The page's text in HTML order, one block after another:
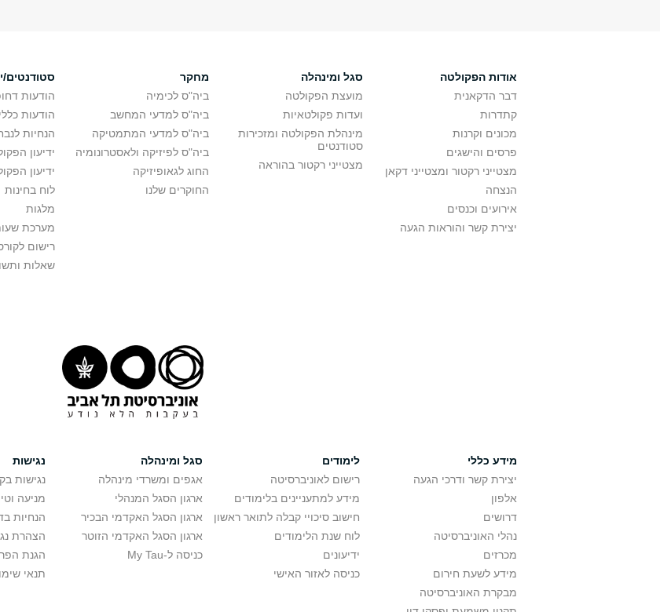
אודות הפקולטה
דבר הדקאנית
קתדרות
מכונים וקרנות
פרסים והישגים
מצטייני רקטור ומצטייני דקאן
הנצחה
אירועים וכנסים
יצירת קשר והוראות הגעה
סגל ומינהלה
מועצת הפקולטה
ועדות פקולטאיות
מינהלת הפקולטה ומזכירות
סטודנטים
מצטייני רקטור בהוראה
מחקר
ביה"ס לכימיה
ביה"ס למדעי המחשב
ביה"ס למדעי המתמטיקה
ביה"ס לפיזיקה ולאסטרונומיה
החוג לגאופיזיקה
החוקרים שלנו
סטודנטים/
הודעות
הודעות
הנחיות
ידיעון
ידיעון
לוח בחינות
מלגות
מערכת
רישום
שאלות
מידע כללי
יצירת קשר ודרכי הגעה
אלפון
דרושים
נהלי האוניברסיטה
מכרזים
מידע לשעת חירום
מבקרת האוניברסיטה
לימודים
רישום לאוניברסיטה
מידע למתעניינים בלימודים
חישוב סיכויי קבלה לתואר ראשון
לוח שנת הלימודים
ידיעונים
כניסה לאזור האישי
סגל ומינהלה
אגפים ומשרדי מינהלה
ארגון הסגל המנהלי
ארגון הסגל האקדמי הבכיר
ארגון הסגל האקדמי הזוטר
כניסה ל-My Tau
נגישות
נגישות
מניעה
הנחיות
הצהרת
הגנת
תנאי